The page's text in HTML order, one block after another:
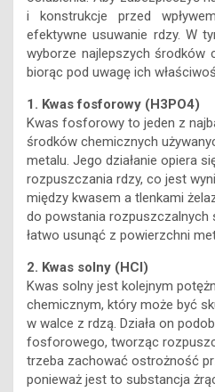
i konstrukcje przed
efektywne usuwanie rdzy. W
wyborze najlepszych środków
biorąc pod uwagę ich
1. Kwas fosforowy (H3PO4)
Kwas fosforowy to jeden z
środków chemicznych
metalu. Jego działanie opiera
rozpuszczania rdzy, co jest
między kwasem a tlenkami
do powstania rozpuszczalnych
łatwo usunąć z powierzchni
2. Kwas solny (HCl)
Kwas solny jest kolejnym
chemicznym, który może być
w walce z rdzą. Działa on
fosforowego, tworząc
trzeba zachować ostrożność
ponieważ jest to substancja